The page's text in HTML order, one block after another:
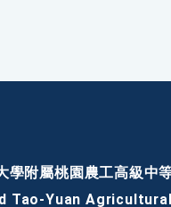
學附屬桃園農工高級中
Tao-Yuan